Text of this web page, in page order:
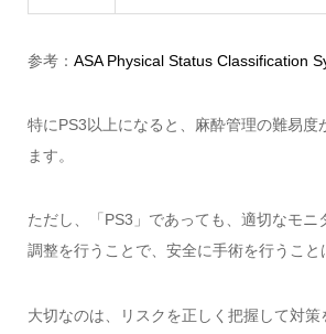
参考： ASA Physical Status Classification
特にPS3以上になると、麻酔管理の難易度
ます。
ただし、「PS3」であっても、適切なモニ
調整を行うことで、安全に手術を行うこと
大切なのは、リスクを正しく把握して対策